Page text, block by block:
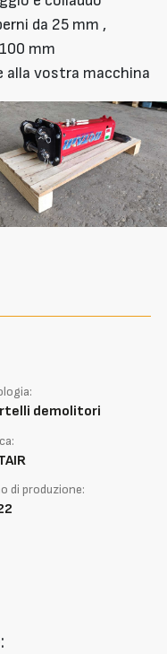
da 25 mm ,
mm
vostra macchina
demolitori
di produzione:
: